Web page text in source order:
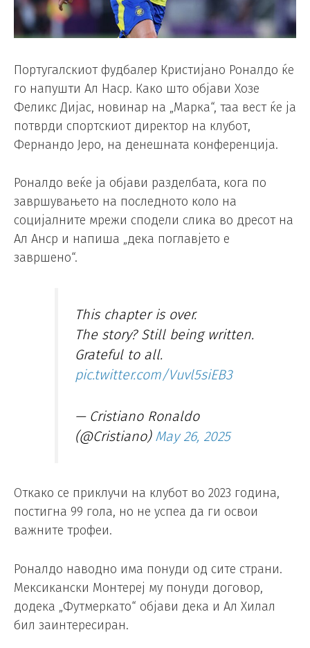
Португалскиот фудбалер Кристијано Роналдо ќе
го напушти Ал Наср. Како што објави Хозе
Феликс Дијас, новинар на „Марка“, таа вест ќе ја
потврди спортскиот директор на клубот,
Фернандо Јеро, на денешната конференција.
Роналдо веќе ја објави разделбата, кога по
завршувањето на последното коло на
социјалните мрежи сподели слика во дресот на
Ал Анср и напиша „дека поглавјето е
завршено“.
This chapter is over.
The story? Still being written.
Grateful to all.
pic.twitter.com/Vuvl5siEB3
— Cristiano Ronaldo
(@Cristiano) May 26, 2025
Откако се приклучи на клубот во 2023 година,
постигна 99 гола, но не успеа да ги освои
важните трофеи.
Роналдо наводно има понуди од сите страни.
Мексикански Монтереј му понуди договор,
додека „Футмеркато“ објави дека и Ал Хилал
бил заинтересиран.